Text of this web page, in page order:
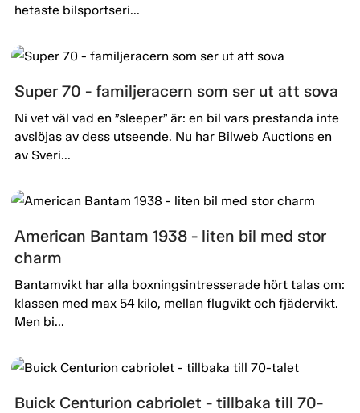
hetaste bilsportseri...
Super 70 - familjeracern som ser ut att sova
Ni vet väl vad en ”sleeper” är: en bil vars prestanda inte
avslöjas av dess utseende. Nu har Bilweb Auctions en
av Sveri...
American Bantam 1938 - liten bil med stor
charm
Bantamvikt har alla boxningsintresserade hört talas om:
klassen med max 54 kilo, mellan flugvikt och fjädervikt.
Men bi...
Buick Centurion cabriolet - tillbaka till 70-